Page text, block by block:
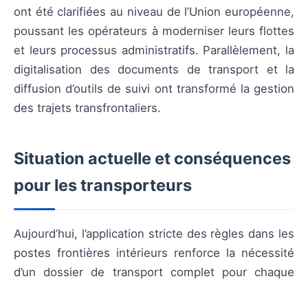
ont été clarifiées au niveau de l’Union européenne,
poussant les opérateurs à moderniser leurs flottes
et leurs processus administratifs. Parallèlement, la
digitalisation des documents de transport et la
diffusion d’outils de suivi ont transformé la gestion
des trajets transfrontaliers.
Situation actuelle et conséquences
pour les transporteurs
Aujourd’hui, l’application stricte des règles dans les
postes frontières intérieurs renforce la nécessité
d’un dossier de transport complet pour chaque